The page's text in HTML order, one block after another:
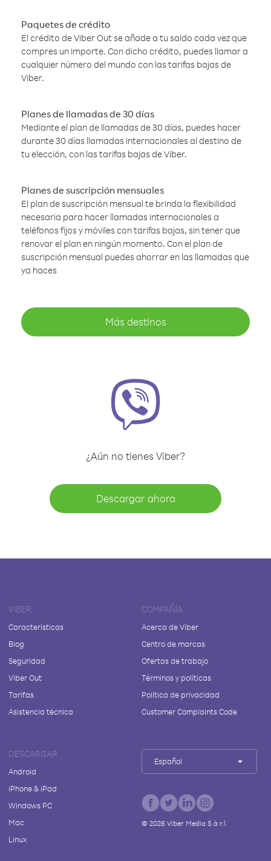
Paquetes de crédito
El crédito de Viber Out se añade a tu saldo cada vez que
compres un importe. Con dicho crédito, puedes llamar a
cualquier número del mundo con las tarifas bajas de
Viber.
Planes de llamadas de 30 días
Mediante el plan de llamadas de 30 días, puedes hacer
durante 30 días llamadas internacionales al destino de
tu elección, con las tarifas bajas de Viber.
Planes de suscripción mensuales
El plan de suscripción mensual te brinda la flexibilidad
necesaria para hacer llamadas internacionales a
teléfonos fijos y móviles con tarifas bajas, sin tener que
renovar el plan en ningún momento. Con el plan de
suscripción mensual puedes ahorrar en las llamadas que
ya haces
Más destinos
¿Aún no tienes Viber?
Descargar ahora
VIBER
Características
Blog
Seguridad
Viber Out
Tarifas
Asistencia técnica
COMPAÑÍA
Acerca de Viber
Centro de marcas
Ofertas de trabajo
Términos y políticas
Política de privacidad
Customer Complaints Code
DESCARGAR
Android
iPhone & iPad
Windows PC
Mac
Linux
Español
© 2026Viber Media S.à r.l.